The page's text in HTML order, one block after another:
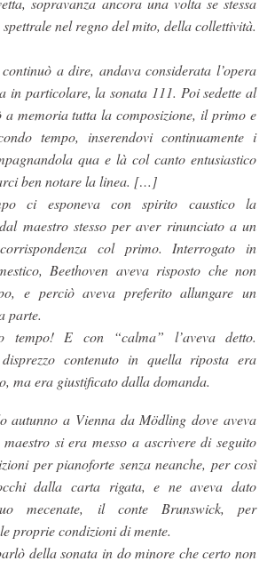
nel regno del mito, della collettività.
a dire, andava considerata l’opera
in particolare, la sonata 111. Poi sedette al
a memoria tutta la composizione, il primo e
tempo, inserendovi continuamente i
qua e là col canto entusiastico
ben notare la linea. […]
ci esponeva con spirito caustico la
maestro stesso per aver rinunciato a un
col primo. Interrogato in
Beethoven aveva risposto che non
e perciò aveva preferito allungare un
parte.
tempo! E con “calma” l’aveva detto.
contenuto in quella riposta era
ma era giustificato dalla domanda.
autunno a Vienna da Mödling dove aveva
maestro si era messo a ascrivere di seguito
per pianoforte senza neanche, per così
dalla carta rigata, e ne aveva dato
mecenate, il conte Brunswick, per
proprie condizioni di mente.
della sonata in do minore che certo non